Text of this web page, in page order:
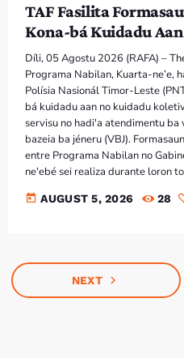
TAF Fasilita
Kona-bá Kuidadu
Díli, 05 Agostu 2026 (RAFA) –
Programa Nabilan, Kuarta-ne’e,
Polísia Nasionál Timor-Leste
bá kuidadu aan no kuidadu
servisu no hadi'a atendimentu ba
bazeia ba jéneru (VBJ).
entre Programa Nabilan no
ne'ebé sei realiza durante loron
today AUGUST 5, 2026 28
NEXT navigate_next